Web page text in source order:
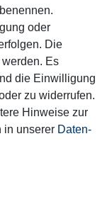
oder
Die
Es
die Einwilligung
zu widerrufen.
Hinweise zur
in unserer Daten­